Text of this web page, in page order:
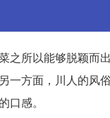
所以能够脱颖而
方面，川人的风
感。